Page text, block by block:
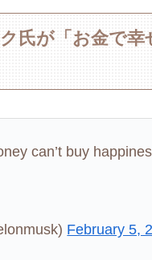
氏が「お金で
can’t buy
February 5,